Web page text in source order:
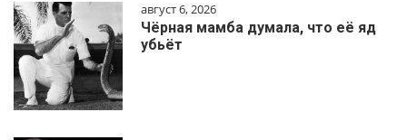
август 6, 2026
Чёрная мамба думала, что её яд
убьёт